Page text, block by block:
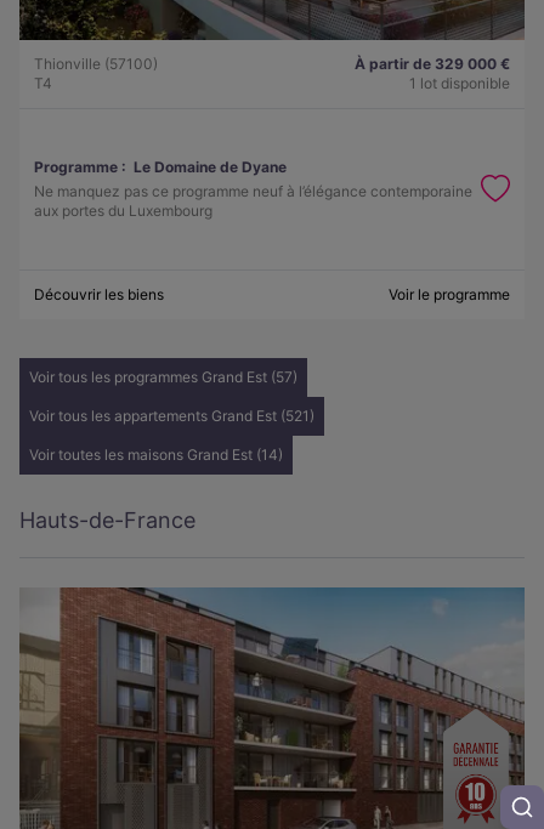
Thionville (57100)
T4
À partir de 329 000 €
1 lot disponible
Programme : Le Domaine de Dyane
Ne manquez pas ce programme neuf à l’élégance contemporaine
aux portes du Luxembourg
Découvrir les biens Voir le programme
Voir tous les programmes Grand Est (57)
Voir tous les appartements Grand Est (521)
Voir toutes les maisons Grand Est (14)
Hauts-de-France